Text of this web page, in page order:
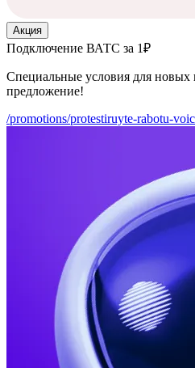
Акция
Подключение ВАТС за 1₽
Специальные условия для
предложение!
/promotions/protestiruyte-rabotu-